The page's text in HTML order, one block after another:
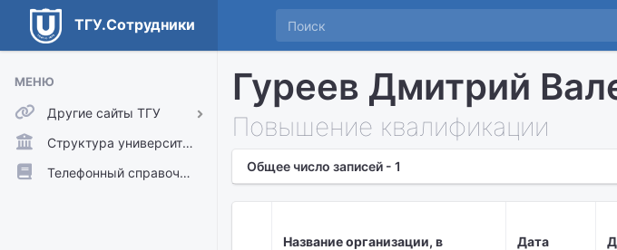
ТГУ.Сотрудники
МЕНЮ
Другие сайты ТГУ
ТГУ.Аккаунты
ТГУ.Расписание
Структура университета
Телефонный справочник
Гуреев Дмитрий
Повышение квалификации
Общее число записей - 1
Название организации, в
Дата